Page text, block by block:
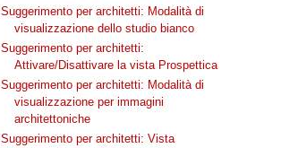
Suggerimento per architetti: Modalità di
visualizzazione dello studio bianco
Suggerimento per architetti:
Attivare/Disattivare la vista Prospettica
Suggerimento per architetti: Modalità di
visualizzazione per immagini
architettoniche
Suggerimento per architetti: Vista